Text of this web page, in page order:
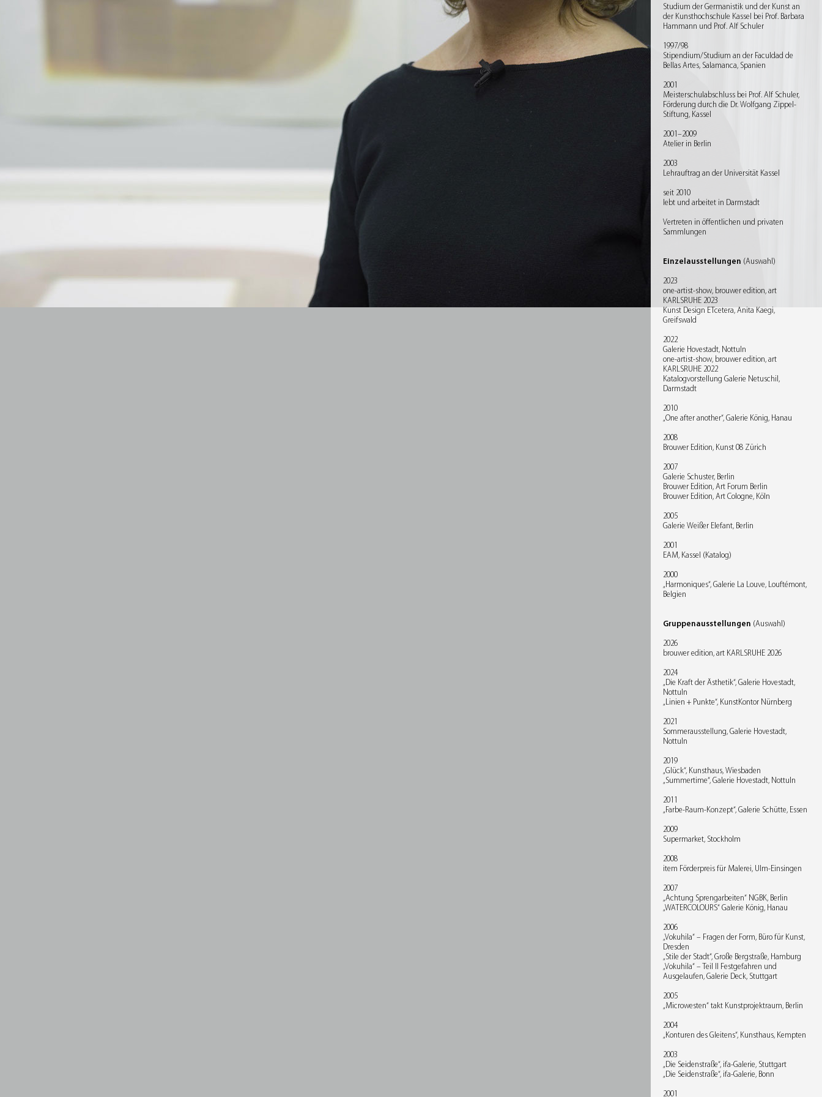
Studium der Germanistik und der Kunst an
der Kunsthochschule Kassel bei Prof. Barbara
Hammann und Prof. Alf Schuler
1997/98
Stipendium/Studium an der Faculdad de
Bellas ­Artes, Salamanca, Spanien
2001
Meisterschulabschluss bei Prof. Alf Schuler,
Förderung durch die Dr. Wolfgang Zippel-
Stiftung, Kassel
2001–2009
Atelier in Berlin
2003
Lehrauftrag an der Universität Kassel
seit 2010
lebt und arbeitet in Darmstadt
Vertreten in öffentlichen und privaten
Sammlungen
Einzelausstellungen (Auswahl)
2023
one-artist-show, brouwer edition, art
KARLSRUHE 2023
Kunst Design ETcetera, Anita Kaegi,
Greifswald
2022
Galerie Hovestadt, Nottuln
one-artist-show, brouwer edition, art
KARLSRUHE 2022
Katalogvorstellung Galerie Netuschil,
Darmstadt
2010
„One after another“, Galerie König, Hanau
2008
Brouwer Edition, Kunst 08 Zürich
2007
Galerie Schuster, Berlin
Brouwer Edition, Art Forum Berlin
Brouwer Edition, Art Cologne, Köln
2005
Galerie Weißer Elefant, Berlin
2001
EAM, Kassel (Katalog)
2000
„Harmoniques“, Galerie La Louve, Louftémont,
Belgien
Gruppenausstellungen (Auswahl)
2026
brouwer edition, art KARLSRUHE 2026
2024
„Die Kraft der Ästhetik“, Galerie Hovestadt,
Nottuln
„Linien + Punkte“, KunstKontor Nürnberg
2021
Sommerausstellung, Galerie Hovestadt,
Nottuln
2019
„Glück“, Kunsthaus, Wiesbaden
„Summertime“, Galerie Hovestadt, Nottuln
2011
„Farbe-Raum-Konzept“, Galerie Schütte, Essen
2009
Supermarket, Stockholm
2008
item Förderpreis für Malerei, Ulm-Einsingen
2007
„Achtung Sprengarbeiten“ NGBK, Berlin
„WATERCOLOURS“ Galerie König, Hanau
2006
„Vokuhila“ – Fragen der Form, Büro für Kunst,
Dresden
„Stile der Stadt“, Große Bergstraße, Hamburg
„Vokuhila“ – Teil II Festgefahren und
Ausgelaufen, Galerie Deck, Stuttgart
2005
„Microwesten“ takt Kunstprojektraum, Berlin
2004
„Konturen des Gleitens“, Kunsthaus, Kempten
2003
„Die Seidenstraße“, ifa-Galerie, Stuttgart
„Die Seidenstraße“, ifa-Galerie, Bonn
2001